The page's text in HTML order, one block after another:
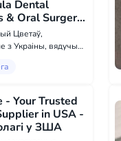
Dental
& Oral Surgery
у Сан-
Цветаў,
з Украіны, вядучы
прапануе шырокі
ў раёне. Ад
да імплянтацыі
- Your Trusted
in USA -
у ЗША